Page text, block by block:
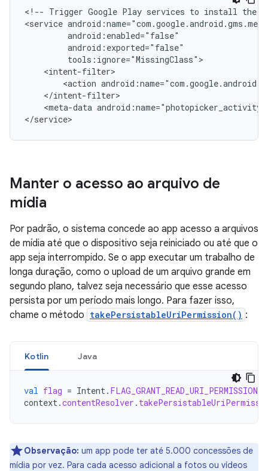
<!-- Trigger Google Play services to install the
<service
<action
<meta-data
Manter o acesso ao arquivo de
mídia
Por padrão, o sistema concede ao app acesso a arquivos
de mídia até que o dispositivo seja reiniciado ou até que o
app seja interrompido. Se o app executar um trabalho de
longa duração, como o upload de um arquivo grande em
segundo plano, talvez seja necessário que esse acesso
persista por um período mais longo. Para fazer isso,
chame o método takePersistableUriPermission() :
Kotlin Java
val flag = Intent. FLAG_GRANT_READ_URI_PERMISSION
context.contentResolver .
Observação: um app pode ter até 5.000 concessões de
mídia por vez. Para cada acesso adicional a fotos ou vídeos